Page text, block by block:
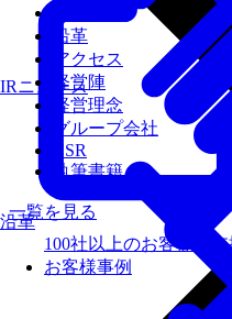
IRニュース
沿革
アクセス
経営陣
経営理念
グループ会社
CSR
執筆書籍
一覧を見る
沿革
100社以上のお客様を
お客様事例